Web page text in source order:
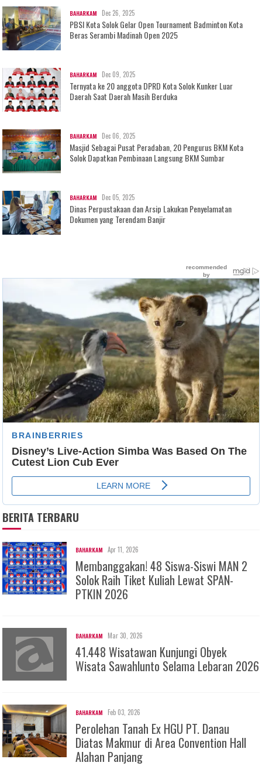
BAHARKAM Dec 26, 2025
PBSI Kota Solok Gelar Open Tournament Badminton Kota
Beras Serambi Madinah Open 2025
BAHARKAM Dec 09, 2025
Ternyata ke 20 anggota DPRD Kota Solok Kunker Luar
Daerah Saat Daerah Masih Berduka
BAHARKAM Dec 06, 2025
Masjid Sebagai Pusat Peradaban, 20 Pengurus BKM Kota
Solok Dapatkan Pembinaan Langsung BKM Sumbar
BAHARKAM Dec 05, 2025
Dinas Perpustakaan dan Arsip Lakukan Penyelamatan
Dokumen yang Terendam Banjir
BERITA TERBARU
BAHARKAM Apr 11, 2026
Membanggakan! 48 Siswa-Siswi MAN 2
Solok Raih Tiket Kuliah Lewat SPAN-
PTKIN 2026
BAHARKAM Mar 30, 2026
41.448 Wisatawan Kunjungi Obyek
Wisata Sawahlunto Selama Lebaran 2026
BAHARKAM Feb 03, 2026
Perolehan Tanah Ex HGU PT. Danau
Diatas Makmur di Area Convention Hall
Alahan Panjang